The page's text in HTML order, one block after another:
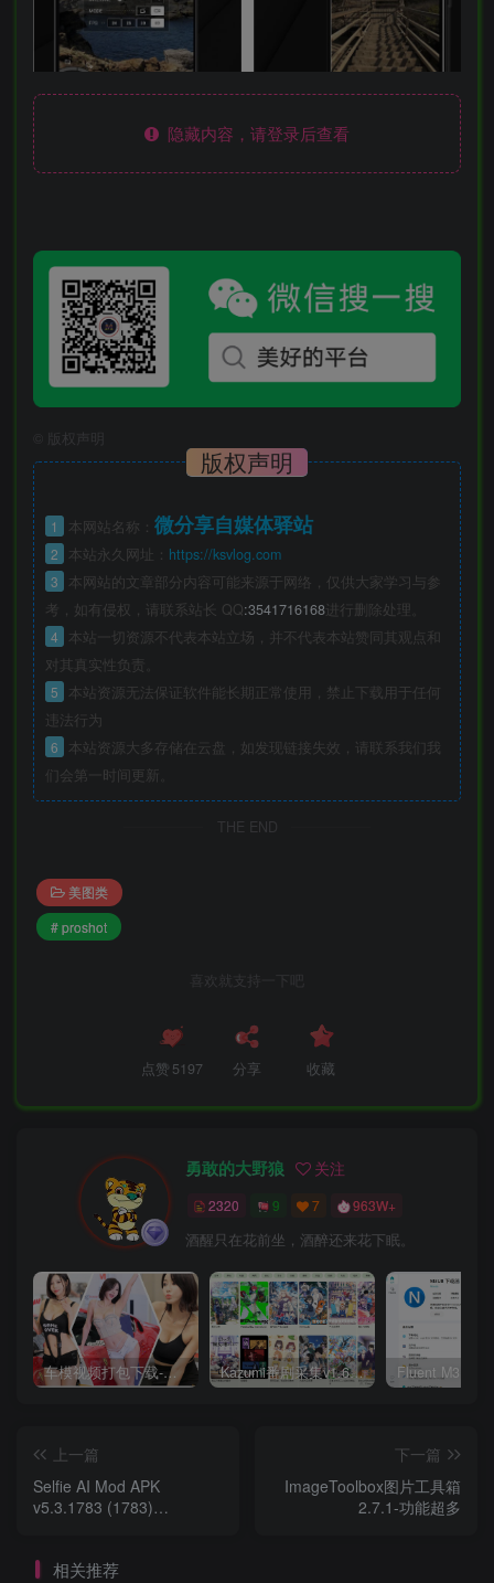
隐藏内容，请登录后查看
版权声明
版权声明
1 本网站名称： 微分享自媒体驿站
2 本站永久网址： https://ksvlog.com
3
本网站的文章部分内容可能来源于网络，仅供大家学习与参
考，如有侵权，请联系站长 QQ:3541716168进行删除处理。
4
本站一切资源不代表本站立场，并不代表本站赞同其观点和
对其真实性负责。
5
本站资源无法保证软件能长期正常使用，禁止下载用于任何
违法行为
6
本站资源大多存储在云盘，如发现链接失效，请联系我们我
们会第一时间更新。
THE END
美图类
# proshot
喜欢就支持一下吧
点赞 5197 分享 收藏
勇敢的大野狼 关注
2320 9 7 963W+
酒醒只在花前坐，酒醉还来花下眠。
车模视频打包下载-高清无水印版 Kazumi番剧采集v1.6.9：支持自定义规则+在线观看+弹幕，跨平台下载
上一篇
Selfie AI Mod APK
v5.3.1783 (1783)
下一篇
ImageToolbox图片工具箱
2.7.1-功能超多
相关推荐